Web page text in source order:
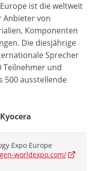
ist die weltweit
Anbieter von
Komponenten
Die diesjährige
Sprecher
Teilnehmer und
500 ausstellende
Expo Europe
worldexpo.com/